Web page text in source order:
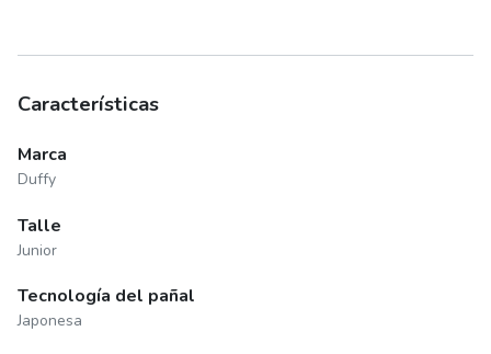
Características
Marca
Duffy
Talle
Junior
Tecnología del pañal
Japonesa